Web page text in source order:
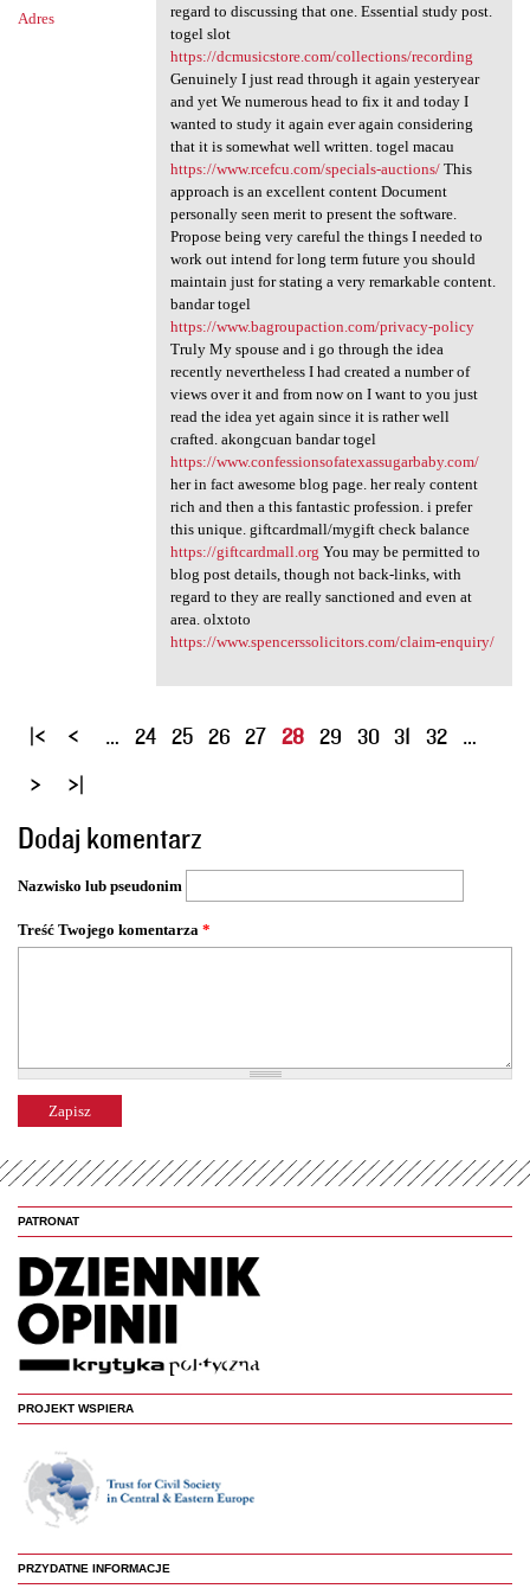
Adres
regard to discussing that one. Essential study post.
togel slot
https://dcmusicstore.com/collections/recording
Genuinely I just read through it again yesteryear
and yet We numerous head to fix it and today I
wanted to study it again ever again considering
that it is somewhat well written. togel macau
https://www.rcefcu.com/specials-auctions/This
approach is an excellent content Document
personally seen merit to present the software.
Propose being very careful the things I needed to
work out intend for long term future you should
maintain just for stating a very remarkable content.
bandar togel
https://www.bagroupaction.com/privacy-policy
Truly My spouse and i go through the idea
recently nevertheless I had created a number of
views over it and from now on I want to you just
read the idea yet again since it is rather well
crafted. akongcuan bandar togel
https://www.confessionsofatexassugarbaby.com/
her in fact awesome blog page. her realy content
rich and then a this fantastic profession. i prefer
this unique. giftcardmall/mygift check balance
https://giftcardmall.org You may be permitted to
blog post details, though not back-links, with
regard to they are really sanctioned and even at
area. olxtoto
https://www.spencerssolicitors.com/claim-enquiry/
S
o
n
y
… 24 25 26 27 28 29 30 31 32 …
Dodaj komentarz
Nazwisko lub pseudonim
Treść Twojego komentarza *
PATRONAT
PROJEKT WSPIERA
PRZYDATNE INFORMACJE